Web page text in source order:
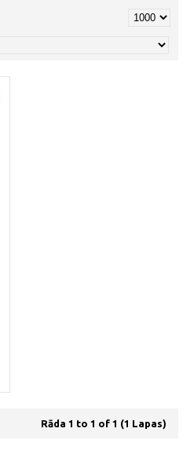
Rāda 1 to 1 of 1 (1 Lapas)